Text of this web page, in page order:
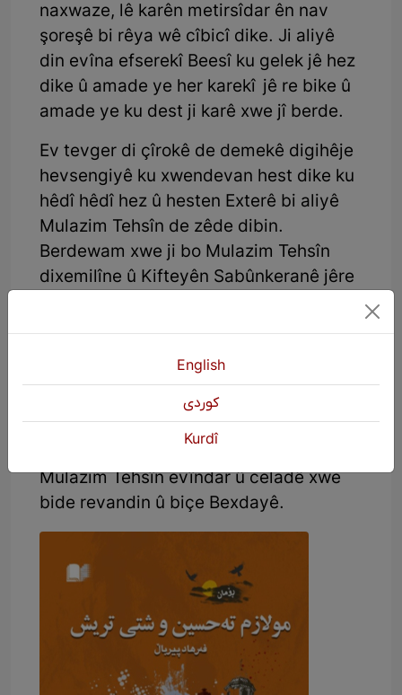
naxwaze, lê karên metirsîdar ên nav
şoreşê bi rêya wê cîbicî dike. Ji aliyê
din evîna efserekî Beesî ku gelek jê hez
dike û amade ye her karekî jê re bike û
amade ye ku dest ji karê xwe jî berde.
Ev tevger di çîrokê de demekê digihêje
hevsengiyê ku xwendevan hest dike ku
hêdî hêdî hez û hesten Exterê bi aliyê
Mulazim Tehsîn de zêde dibin.
Berdewam xwe ji bo Mulazim Tehsîn
dixemilîne û Kifteyên Sabûnkeranê jêre
dimîne û… gelek tiştên din, wê yekê
nîşan dide ku Exter di naskirina wî de
guhertinekê çêdike. Ev hêdî hêdî cotên
ereb-kurd û pêşmerge–beesî ji bîr dike û
bi evîna xwe re dibe yek. Tevî ku ti
Mulazim Tehsîn evîndar û celadê xwe
bide revandin û biçe Bexdayê.
English
كوردی
Kurdî